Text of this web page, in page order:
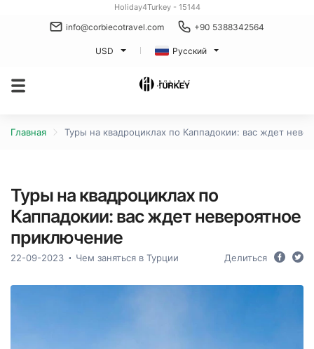
Holiday4Turkey - 15144
info@corbiecotravel.com +90 5388342564
USD Русский
Главная Туры на квадроциклах по Каппадокии: вас ждет
Туры на квадроциклах по
Каппадокии: вас ждет невероятное
приключение
22-09-2023 Чем заняться в Турции Делиться